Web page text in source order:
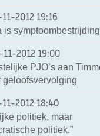
11-2012 19:16
is symptoombestrijding
11-2012 19:00
PJO’s aan
geloofsvervolging
11-2012 18:40
politiek, maar
politiek.”